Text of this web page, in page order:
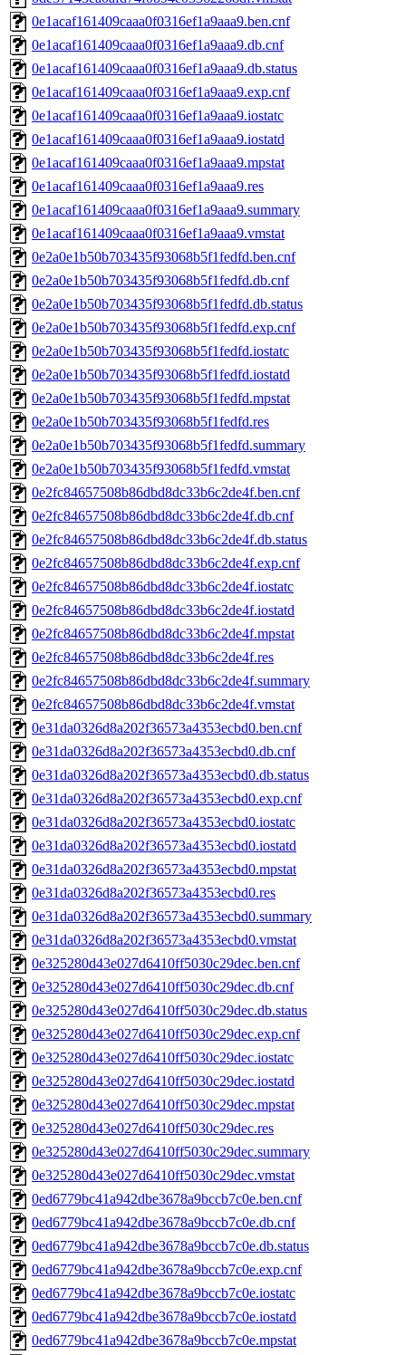
0e1acaf161409caaa0f0316ef1a9aaa9.ben.cnf
0e1acaf161409caaa0f0316ef1a9aaa9.db.cnf
0e1acaf161409caaa0f0316ef1a9aaa9.db.status
0e1acaf161409caaa0f0316ef1a9aaa9.exp.cnf
0e1acaf161409caaa0f0316ef1a9aaa9.iostatc
0e1acaf161409caaa0f0316ef1a9aaa9.iostatd
0e1acaf161409caaa0f0316ef1a9aaa9.mpstat
0e1acaf161409caaa0f0316ef1a9aaa9.res
0e1acaf161409caaa0f0316ef1a9aaa9.summary
0e1acaf161409caaa0f0316ef1a9aaa9.vmstat
0e2a0e1b50b703435f93068b5f1fedfd.ben.cnf
0e2a0e1b50b703435f93068b5f1fedfd.db.cnf
0e2a0e1b50b703435f93068b5f1fedfd.db.status
0e2a0e1b50b703435f93068b5f1fedfd.exp.cnf
0e2a0e1b50b703435f93068b5f1fedfd.iostatc
0e2a0e1b50b703435f93068b5f1fedfd.iostatd
0e2a0e1b50b703435f93068b5f1fedfd.mpstat
0e2a0e1b50b703435f93068b5f1fedfd.res
0e2a0e1b50b703435f93068b5f1fedfd.summary
0e2a0e1b50b703435f93068b5f1fedfd.vmstat
0e2fc84657508b86dbd8dc33b6c2de4f.ben.cnf
0e2fc84657508b86dbd8dc33b6c2de4f.db.cnf
0e2fc84657508b86dbd8dc33b6c2de4f.db.status
0e2fc84657508b86dbd8dc33b6c2de4f.exp.cnf
0e2fc84657508b86dbd8dc33b6c2de4f.iostatc
0e2fc84657508b86dbd8dc33b6c2de4f.iostatd
0e2fc84657508b86dbd8dc33b6c2de4f.mpstat
0e2fc84657508b86dbd8dc33b6c2de4f.res
0e2fc84657508b86dbd8dc33b6c2de4f.summary
0e2fc84657508b86dbd8dc33b6c2de4f.vmstat
0e31da0326d8a202f36573a4353ecbd0.ben.cnf
0e31da0326d8a202f36573a4353ecbd0.db.cnf
0e31da0326d8a202f36573a4353ecbd0.db.status
0e31da0326d8a202f36573a4353ecbd0.exp.cnf
0e31da0326d8a202f36573a4353ecbd0.iostatc
0e31da0326d8a202f36573a4353ecbd0.iostatd
0e31da0326d8a202f36573a4353ecbd0.mpstat
0e31da0326d8a202f36573a4353ecbd0.res
0e31da0326d8a202f36573a4353ecbd0.summary
0e31da0326d8a202f36573a4353ecbd0.vmstat
0e325280d43e027d6410ff5030c29dec.ben.cnf
0e325280d43e027d6410ff5030c29dec.db.cnf
0e325280d43e027d6410ff5030c29dec.db.status
0e325280d43e027d6410ff5030c29dec.exp.cnf
0e325280d43e027d6410ff5030c29dec.iostatc
0e325280d43e027d6410ff5030c29dec.iostatd
0e325280d43e027d6410ff5030c29dec.mpstat
0e325280d43e027d6410ff5030c29dec.res
0e325280d43e027d6410ff5030c29dec.summary
0e325280d43e027d6410ff5030c29dec.vmstat
0ed6779bc41a942dbe3678a9bccb7c0e.ben.cnf
0ed6779bc41a942dbe3678a9bccb7c0e.db.cnf
0ed6779bc41a942dbe3678a9bccb7c0e.db.status
0ed6779bc41a942dbe3678a9bccb7c0e.exp.cnf
0ed6779bc41a942dbe3678a9bccb7c0e.iostatc
0ed6779bc41a942dbe3678a9bccb7c0e.iostatd
0ed6779bc41a942dbe3678a9bccb7c0e.mpstat